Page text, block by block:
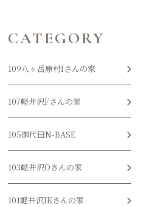
CATEGORY
109八ヶ岳原村Iさんの家
107軽井沢Fさんの家
105御代田N-BASE
103軽井沢Oさんの家
101軽井沢IKさんの家